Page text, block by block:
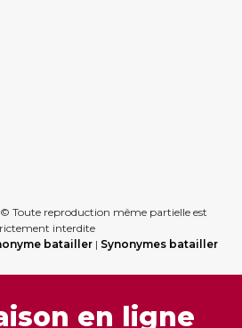
Toute reproduction même partielle est
interdite
batailler | Synonymes batailler
en ligne